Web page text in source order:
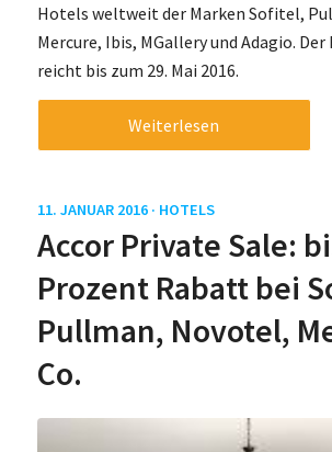
Hotels weltweit der Marken Sofitel,
Mercure, Ibis, MGallery und Adagio.
reicht bis zum 29. Mai 2016.
Weiterlesen
11. JANUAR 2016 · HOTELS
Accor Private Sale:
Prozent Rabatt bei
Pullman, Novotel,
Co.